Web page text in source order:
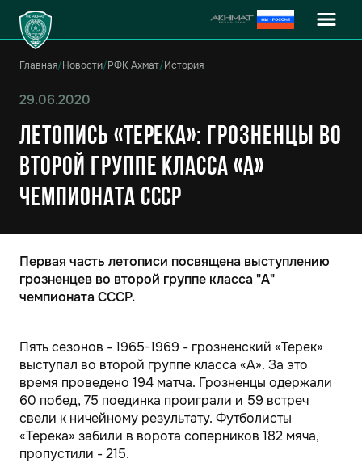
Главная/Новости/РФК Ахмат/История
29.06.2020
Летопись «Терека»: Грозненцы во
второй группе класса «А»
чемпионата СССР
Первая часть летописи посвящена выступлению
грозненцев во второй группе класса "А"
чемпионата СССР.
Пять сезонов - 1965-1969 - грозненский «Терек»
выступал во второй группе класса «А». За это
время проведено 194 матча. Грозненцы одержали
60 побед, 75 поединка проиграли и 59 встреч
свели к ничейному результату. Футболисты
«Терека» забили в ворота соперников 182 мяча,
пропустили - 215.